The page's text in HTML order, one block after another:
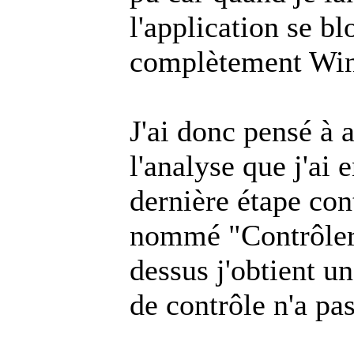
l'application se
complètement
J'ai donc pensé à
l'analyse que j'ai
dernière étape
nommé
dessus j'obtient
de contrôle n'a